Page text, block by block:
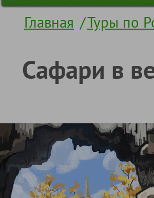
Главная /Туры по
Сафари в